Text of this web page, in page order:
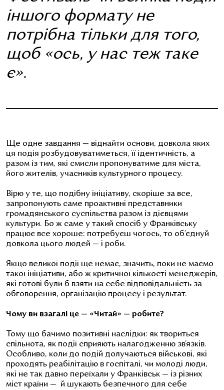
іншого формату не
потрібна тільки для того,
щоб «ось, у нас теж таке
є».
Ще одне завдання — віднайти основи, довкола яких
ця подія розбудовуватиметься, її ідентичність, а
разом із тим, які смисли пропонуватиме для міста,
його жителів, учасників культурного процесу.
Вірю у те, що подібну ініціативу, скоріше за все,
запропонують саме проактивні представники
громадянського суспільства разом із дієвцями
культури. Бо ж саме у такий спосіб у Франківську
працює все хороше: потребуєш чогось, то об’єднуй
довкола цього людей — і роби.
Якщо великої події ще немає, значить, поки не маємо
такої ініціативи, або ж критичної кількості менеджерів,
які готові були б взяти на себе відповідальність за
обговорення, організацію процесу і результат.
Чому ви взагалі це — «Читай» — робите?
Тому що бачимо позитивні наслідки: як твориться
спільнота, як події сприяють налагодженню зв’язків.
Особливо, коли до подій долучаються військові, які
проходять реабілітацію в госпіталі, чи молоді люди,
які не так давно переїхали у Франківськ — із різних
міст країни — й шукають безпечного для себе